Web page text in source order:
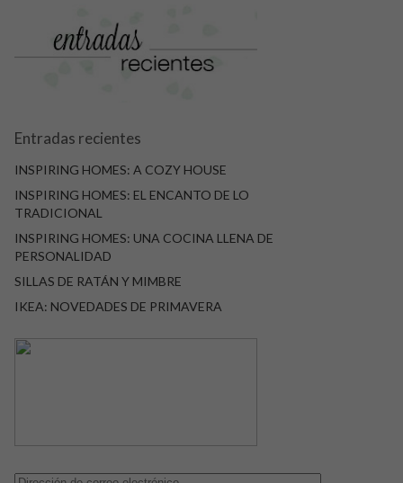
Entradas recientes
INSPIRING HOMES: A COZY HOUSE
INSPIRING HOMES: EL ENCANTO DE LO
TRADICIONAL
INSPIRING HOMES: UNA COCINA LLENA DE
PERSONALIDAD
SILLAS DE RATÁN Y MIMBRE
IKEA: NOVEDADES DE PRIMAVERA